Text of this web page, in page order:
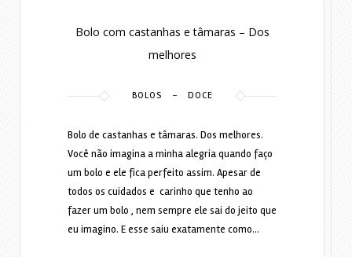
Bolo com castanhas e tâmaras – Dos
melhores
BOLOS - DOCE
Bolo de castanhas e tâmaras. Dos melhores.
Você não imagina a minha alegria quando faço
um bolo e ele fica perfeito assim. Apesar de
todos os cuidados e carinho que tenho ao
fazer um bolo , nem sempre ele sai do jeito que
eu imagino. E esse saiu exatamente como…